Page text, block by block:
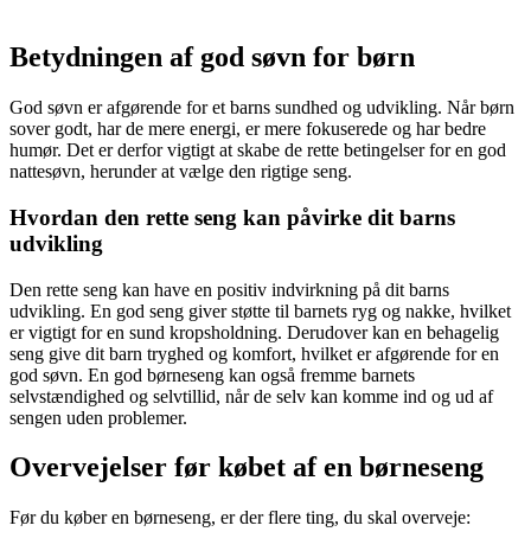
Betydningen af god søvn for børn
God søvn er afgørende for et barns sundhed og udvikling. Når børn
sover godt, har de mere energi, er mere fokuserede og har bedre
humør. Det er derfor vigtigt at skabe de rette betingelser for en god
nattesøvn, herunder at vælge den rigtige seng.
Hvordan den rette seng kan påvirke dit barns
udvikling
Den rette seng kan have en positiv indvirkning på dit barns
udvikling. En god seng giver støtte til barnets ryg og nakke, hvilket
er vigtigt for en sund kropsholdning. Derudover kan en behagelig
seng give dit barn tryghed og komfort, hvilket er afgørende for en
god søvn. En god børneseng kan også fremme barnets
selvstændighed og selvtillid, når de selv kan komme ind og ud af
sengen uden problemer.
Overvejelser før købet af en børneseng
Før du køber en børneseng, er der flere ting, du skal overveje: